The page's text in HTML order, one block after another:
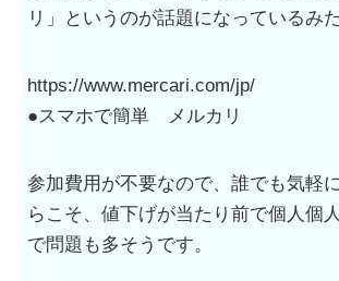
リ」というのが話題になっているみ
https://www.mercari.com/jp/
●スマホで簡単 メルカリ
参加費用が不要なので、誰でも気軽
らこそ、値下げが当たり前で個人個
で問題も多そうです。